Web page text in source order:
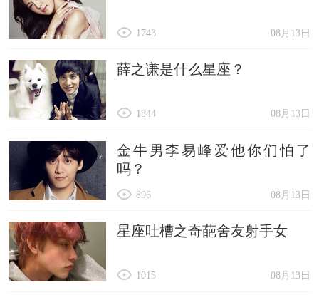
08月13日
1743
薛之谦是什么星座？
08月13日
1844
金牛男李易峰爱他你们怕了
吗？
08月13日
896
星座吐槽之奇葩舍友射手女
08月13日
1015